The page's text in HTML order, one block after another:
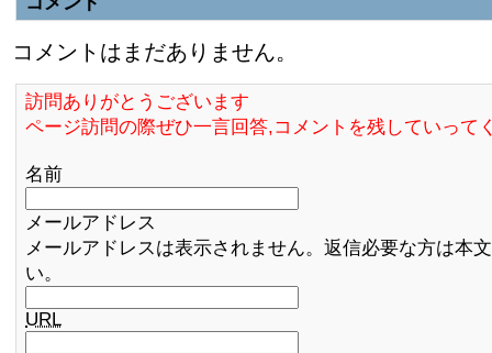
コメントはまだありません。
訪問ありがとうございます
ページ訪問の際ぜひ一言回答,コメントを残していって
名前
メールアドレス
メールアドレスは表示されません。返信必要な方は本
い。
URL